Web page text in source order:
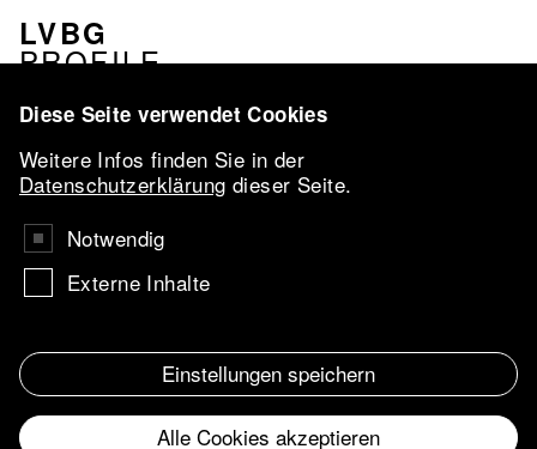
MENU
ASSOCIATION
LVBG
PROFILE
NETWORK
LVBG-
CONFERENCE
2026
VBKI-AWARD
AARTIST IN
RESIDENCE
MESSEFÖRDERUNG
Navigation
Footer
IMPRESSUM
Diese Seite verwendet Cookies
Weitere Infos finden Sie in der
Datenschutzerklärung dieser Seite.
Notwendig
Externe Inhalte
Einstellungen speichern
Alle Cookies akzeptieren